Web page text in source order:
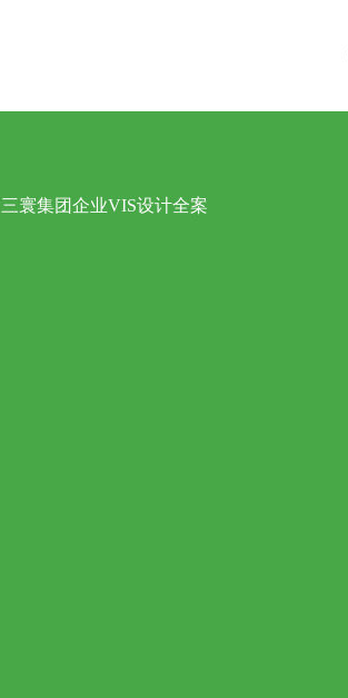
三寰集团企业VIS设计全案